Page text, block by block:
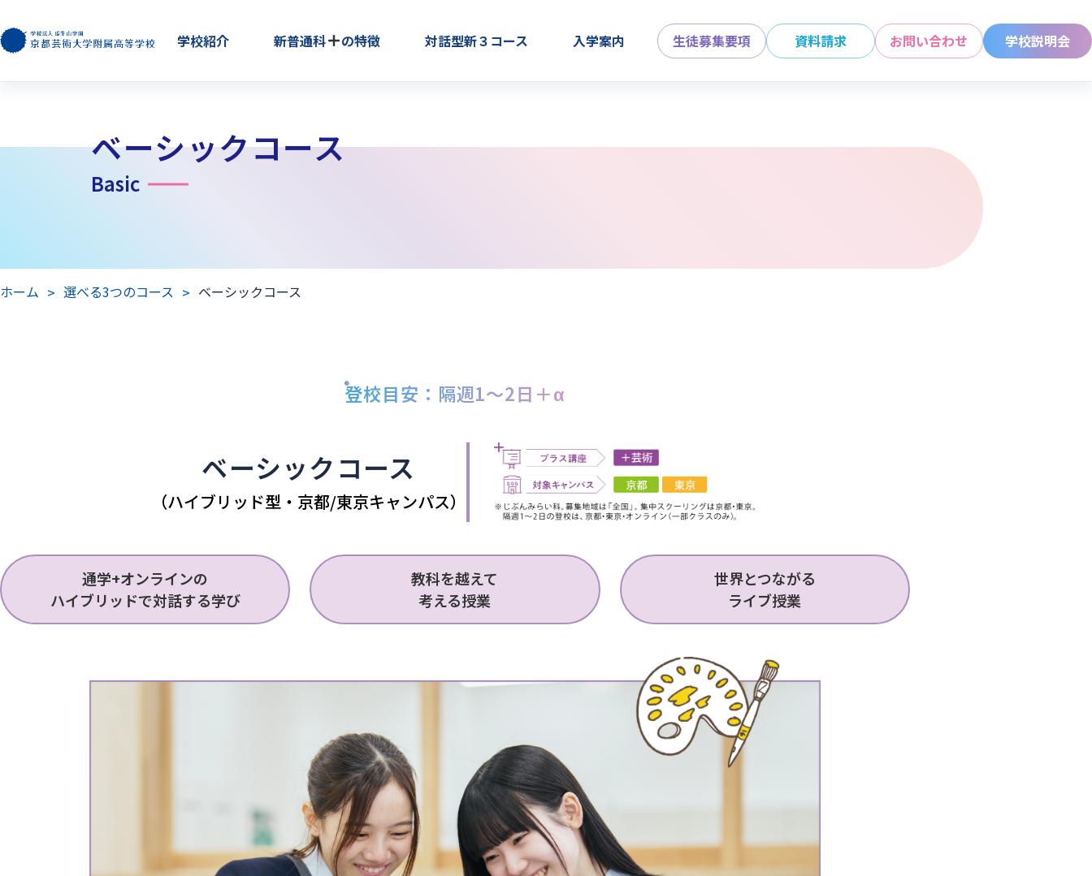
学校紹介 新普通科 の特徴 対話型新３コース 入学案内 生徒募集要項 資料請求 お問い合わせ 学校説明会
ベーシックコース
Basic
ホーム 選べる3つのコース ベーシックコース
登校目安： 隔週1～2日＋α
ベーシックコース
（ハイブリッド型・京都/東京キャンパス）
通学+オンラインの
ハイブリッドで対話する学び
教科を越えて
考える授業
世界とつながる
ライブ授業